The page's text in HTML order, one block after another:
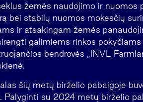
žemės naudojimo ir nuomos
bei stabilų nuomos mokesčių
ir atsakingam žemės
galimiems rinkos
bendrovės „INVL
šių metų birželio pabaigoje
Palyginti su 2024 metų birželio